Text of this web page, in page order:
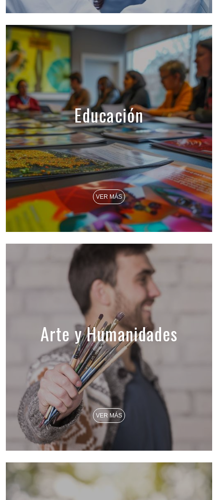
Educación
VER MÁS
Arte y Humanidades
VER MÁS